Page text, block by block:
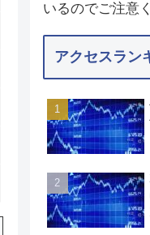
いるのでご注意
アクセスラン